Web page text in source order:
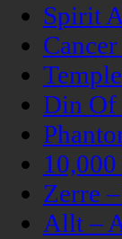
Spirit
Din Of
Zerre
Allt –